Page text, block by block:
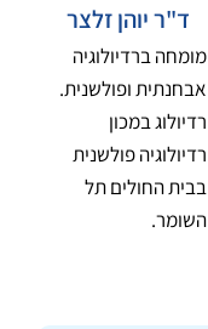
ד"ר יוהן זלצר
מומחה ברדיולוגיה
אבחנתית ופולשנית.
רדיולוג במכון
רדיולוגיה פולשנית
בבית החולים תל
השומר.